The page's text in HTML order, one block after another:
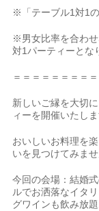
※「テーブル1対1
※男女比率を合わ
対1パーティーとな
＝＝＝＝＝＝＝＝
新しいご縁を大切
ィーを開催いたしま
おいしいお料理を
いを見つけてみま
今回の会場：結婚
ルでお洒落なイタ
グワインも飲み放